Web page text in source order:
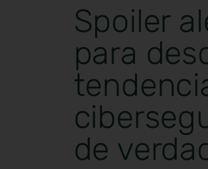
Spoiler
para
de